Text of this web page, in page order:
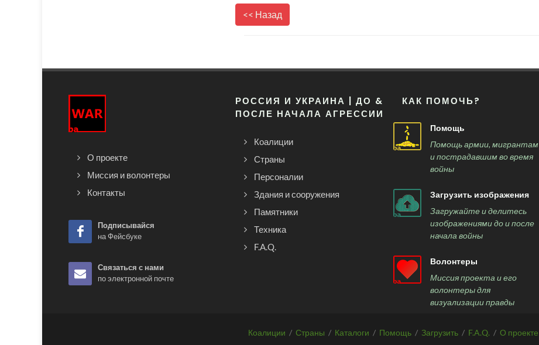
<< Назад
О проекте
Миссия и волонтеры
Контакты
Подписывайся
на Фейсбуке
Связаться с нами
по электронной почте
РОССИЯ И УКРАИНА | ДО &
ПОСЛЕ НАЧАЛА АГРЕССИИ
Коалиции
Страны
Персоналии
Здания и сооружения
Памятники
Техника
F.A.Q.
КАК ПОМОЧЬ?
Помощь
Помощь армии, мигрантам
и пострадавшим во время
войны
Загрузить изображения
Загружайте и делитесь
изображениями до и после
начала войны
Волонтеры
Миссия проекта и его
волонтеры для
визуализации правды
Коалиции / Страны / Каталоги / Помощь / Загрузить / F.A.Q. / О проекте